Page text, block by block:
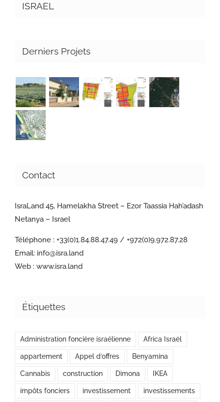
ISRAEL
Derniers Projets
Contact
IsraLand 45, Hamelakha Street – Ezor Taassia Hah’adash
Netanya – Israel
Téléphone : +33(0)1.84.88.47.49 / +972(0)9.972.87.28
Email: info@isra.land
Web : www.isra.land
Étiquettes
Administration foncière israélienne Africa Israël
appartement Appel d’offres Benyamina
Cannabis construction Dimona IKEA
impôts fonciers investissement investissements